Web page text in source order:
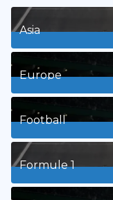
Asia
Europe
Football
Formule 1